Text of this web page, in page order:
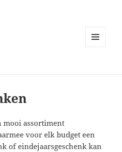
mooi assortiment
voor elk budget een
of eindejaarsgeschenk kan